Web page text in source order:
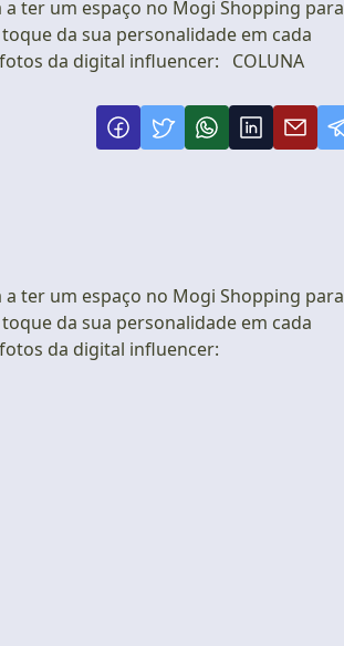
ter um espaço no Mogi Shopping para
da sua personalidade em cada
da digital influencer: COLUNA
ter um espaço no Mogi Shopping para
da sua personalidade em cada
da digital influencer: